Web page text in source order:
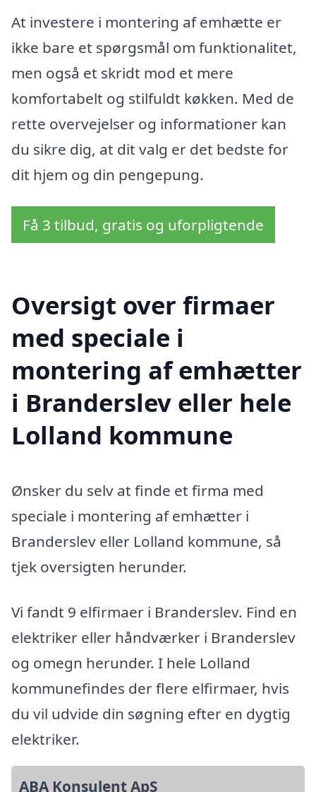
At investere i montering af emhætte er
ikke bare et spørgsmål om funktionalitet,
men også et skridt mod et mere
komfortabelt og stilfuldt køkken. Med de
rette overvejelser og informationer kan
du sikre dig, at dit valg er det bedste for
dit hjem og din pengepung.
Få 3 tilbud, gratis og uforpligtende
Oversigt over firmaer
med speciale i
montering af emhætter
i Branderslev eller hele
Lolland kommune
Ønsker du selv at finde et firma med
speciale i montering af emhætter i
Branderslev eller Lolland kommune, så
tjek oversigten herunder.
Vi fandt 9 elfirmaer i Branderslev. Find en
elektriker eller håndværker i Branderslev
og omegn herunder. I hele Lolland
kommunefindes der flere elfirmaer, hvis
du vil udvide din søgning efter en dygtig
elektriker.
ABA Konsulent ApS